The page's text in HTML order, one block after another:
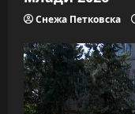
Снежа Петковска